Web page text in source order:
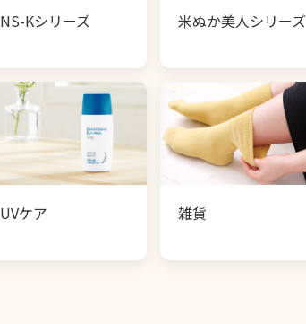
NS-Kシリーズ 米ぬか美人シリーズ
UVケア 雑貨